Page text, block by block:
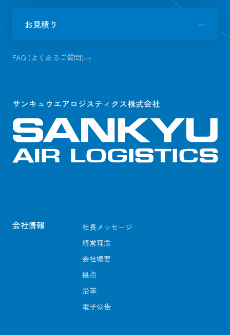
お見積り
FAQ (よくあるご質問)
サンキュウエアロジスティクス株式会社
会社情報
社長メッセージ
経営理念
会社概要
拠点
沿革
電子公告